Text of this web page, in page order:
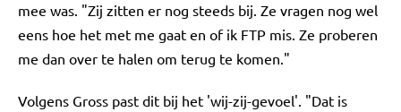
mee was. "Zij zitten er nog steeds bij. Ze vragen nog wel
eens hoe het met me gaat en of ik FTP mis. Ze proberen
me dan over te halen om terug te komen."
Volgens Gross past dit bij het 'wij-zij-gevoel'. "Dat is